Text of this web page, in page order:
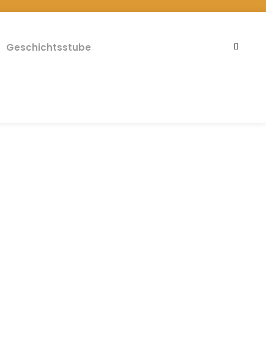
Geschichtsstube